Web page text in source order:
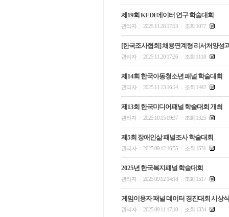
제19회 KEDI 데이터 연구 학술대회
관리자 2025.11.26 17:13 조회 1077
[한국조사협회] 채용연계형 리서처양성
관리자 2025.11.20 17:26 조회 1118
제14회 한국아동청소년 패널 학술대회
관리자 2025.11.13 16:14 조회 1442
제13회 한국미디어패널 학술대회 개최
관리자 2025.10.15 09:37 조회 1325
제5회 장애인삶 패널조사 학술대회
관리자 2025.09.12 16:55 조회 1531
2025년 한국복지패널 학술대회
관리자 2025.09.12 14:18 조회 1517
게임이용자 패널 데이터 경진대회 시상식
관리자 2025.09.11 17:10 조회 1334